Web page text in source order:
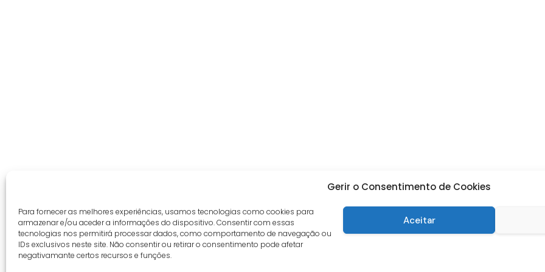
Gerir o Consentimento de Cookies
Para fornecer as melhores experiências, usamos tecnologias como cookies para
armazenar e/ou aceder a informações do dispositivo. Consentir com essas
tecnologias nos permitirá processar dados, como comportamento de navegação ou
IDs exclusivos neste site. Não consentir ou retirar o consentimento pode afetar
negativamante certos recursos e funções.
Aceitar